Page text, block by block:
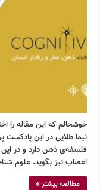
خوشحالم که این مقاله
نیما طلایی در این
فلسفه‌ی ذهن دارد و در این
اعصاب نیز بگوید. علوم
مطالعه بیشتر »